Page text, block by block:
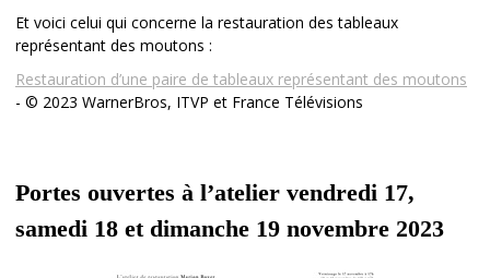
Et voici celui qui concerne la restauration des tableaux
représentant des moutons :
Restauration d’une paire de tableaux représentant des moutons
- © 2023 WarnerBros, ITVP et France Télévisions
Portes ouvertes à l’atelier vendredi 17,
samedi 18 et dimanche 19 novembre 2023